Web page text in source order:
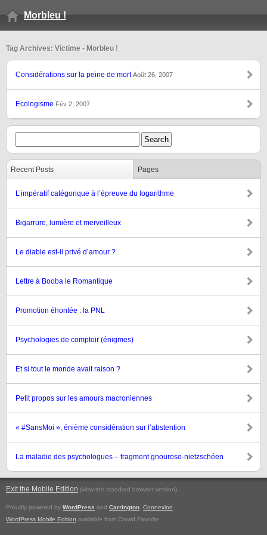
Morbleu !
Tag Archives: Victime - Morbleu !
Considérations sur la peine de mortAoût 26, 2007
Ecologisme Fév 2, 2007
Recent Posts Pages
L’impératif catégorique à l’épreuve du logarithme
Bigarrure, lumière et merveilleux
Le diable est-il privé d’amour ?
Lettre à Booba le Romantique
Promotion éhontée : la PNL
Psychologies de comptoir (énigmes)
Et si tout le monde avait raison ?
Petit propos sur les amours macroniennes
« #SansMoi », énième considération sur l’abstention
La maladie des psychologues – fragment gnouroso-nietzschéen
Exit the Mobile Edition (view the standard browser version).
Proudly powered by WordPress and Carrington Connexion
WordPress Mobile Edition available from Crowd Favorite.